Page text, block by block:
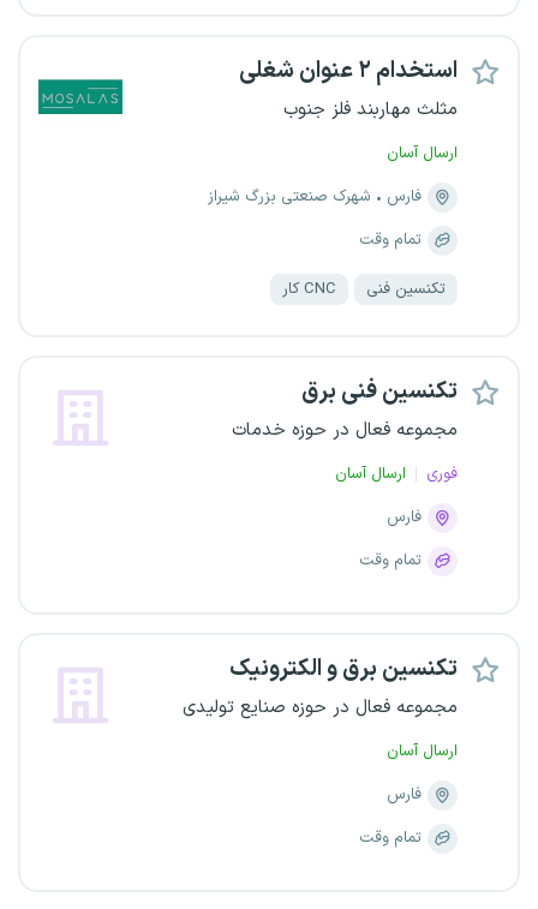
استخدام ۲ عنوان شغلی
مثلث مهاربند فلز جنوب
ارسال آسان
فارس
شهرک صنعتی بزرگ شیراز
تمام وقت
تکنسین فنی CNC کار
تکنسین فنی برق
مجموعه فعال در حوزه خدمات
فوری
ارسال آسان
فارس
تمام وقت
تکنسین برق و الکترونیک
مجموعه فعال در حوزه صنایع تولیدی
ارسال آسان
فارس
تمام وقت